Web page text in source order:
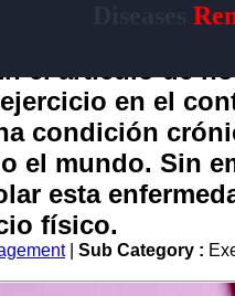
el artículo de
en el
condición
el mundo. Sin
esta
físico.
| Sub Category :